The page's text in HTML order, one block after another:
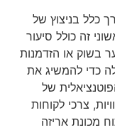
כלל בניצוץ של
זה כולל סיעור
בשוק או הזדמנות
כדי להמשיג את
של
צרכי לקוחות
מכונת אריזה